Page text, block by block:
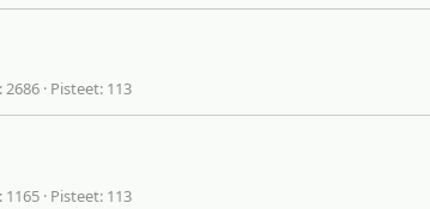
2686 Pisteet 113
1165 Pisteet 113